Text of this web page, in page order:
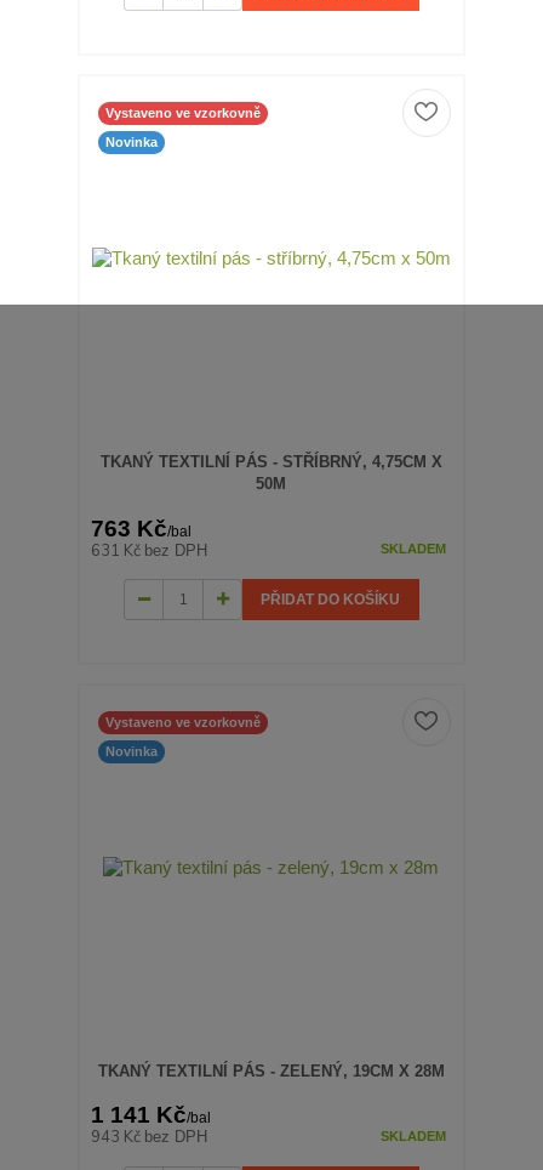
Vystaveno ve vzorkovně
Novinka
TKANÝ TEXTILNÍ PÁS - STŘÍBRNÝ, 4,75CM X
50M
763 Kč/bal
631 Kč bez DPH SKLADEM
PŘIDAT DO KOŠÍKU
Vystaveno ve vzorkovně
Novinka
TKANÝ TEXTILNÍ PÁS - ZELENÝ, 19CM X 28M
1 141 Kč/bal
943 Kč bez DPH SKLADEM